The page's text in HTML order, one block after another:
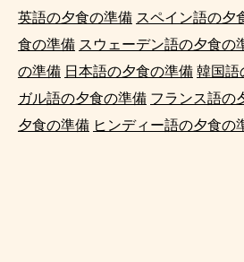
英語の夕食の準備 スペイン語の夕
食の準備 スウェーデン語の夕食の
の準備 日本語の夕食の準備 韓国語
ガル語の夕食の準備 フランス語の
夕食の準備 ヒンディー語の夕食の